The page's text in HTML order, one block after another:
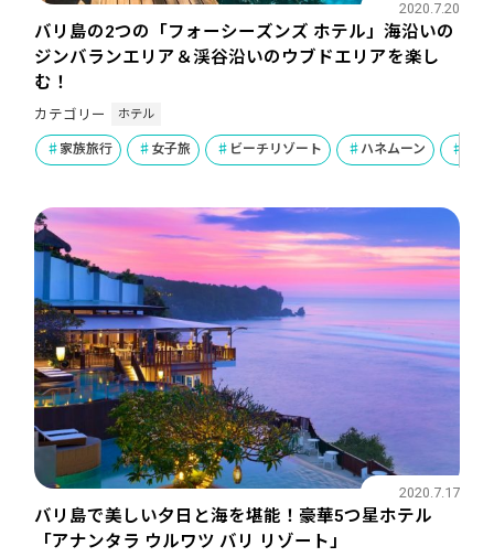
バリ島の2つの「フォーシーズンズ ホテル」海沿いの
ジンバランエリア＆渓谷沿いのウブドエリアを楽し
む！
2020.7.20
カテゴリー ホテル
家族旅行 女子旅 ビーチリゾート ハネムーン
バリ島で美しい夕日と海を堪能！豪華5つ星ホテル
「アナンタラ ウルワツ バリ リゾート」
2020.7.17